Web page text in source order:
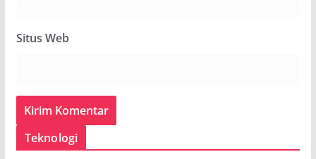
Situs Web
Teknologi